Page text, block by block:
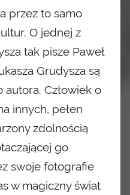
przez to samo
O jednej z
tak pisze Paweł
Grudysza są
autora. Człowiek o
innych, pełen
zdolnością
go
swoje fotografie
w magiczny świat